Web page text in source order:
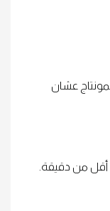
عشان
من دقيقة.